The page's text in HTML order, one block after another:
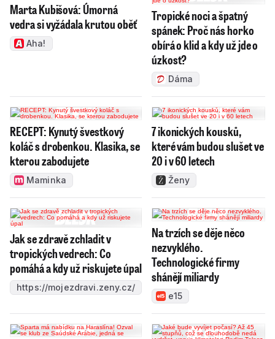
Marta Kubišová: Úmorná
vedra si vyžádala krutou oběť
Aha!
Tropické noci a špatný
spánek: Proč nás horko
obírá o klid a kdy už jde o
úzkost?
Dáma
RECEPT: Kynutý švestkový
koláč s drobenkou. Klasika, se
kterou zabodujete
Maminka
7 ikonických kousků,
které vám budou slušet ve
20 i v 60 letech
Ženy
Jak se zdravě zchladit v
tropických vedrech: Co
pomáhá a kdy už riskujete úpal
https://mojezdravi.zeny.cz/
Na trzích se děje něco
nezvyklého.
Technologické firmy
shánějí miliardy
e15